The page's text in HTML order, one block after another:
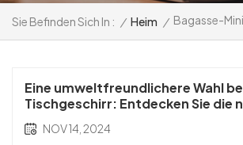
Sie Befinden Sich In : / Heim / Bagasse-
Eine umweltfreundlichere Wahl
Tischgeschirr: Entdecken Sie die
Attraktivität von Zuckerrohr-
NOV 14, 2024